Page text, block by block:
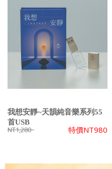
我想安靜~天韻純音樂系列55
首USB
NT1,280 特價NT980